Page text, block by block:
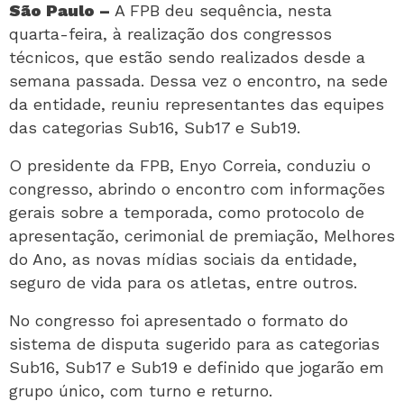
São Paulo – A FPB deu sequência, nesta
quarta-feira, à realização dos congressos
técnicos, que estão sendo realizados desde a
semana passada. Dessa vez o encontro, na sede
da entidade, reuniu representantes das equipes
das categorias Sub16, Sub17 e Sub19.
O presidente da FPB, Enyo Correia, conduziu o
congresso, abrindo o encontro com informações
gerais sobre a temporada, como protocolo de
apresentação, cerimonial de premiação, Melhores
do Ano, as novas mídias sociais da entidade,
seguro de vida para os atletas, entre outros.
No congresso foi apresentado o formato do
sistema de disputa sugerido para as categorias
Sub16, Sub17 e Sub19 e definido que jogarão em
grupo único, com turno e returno.